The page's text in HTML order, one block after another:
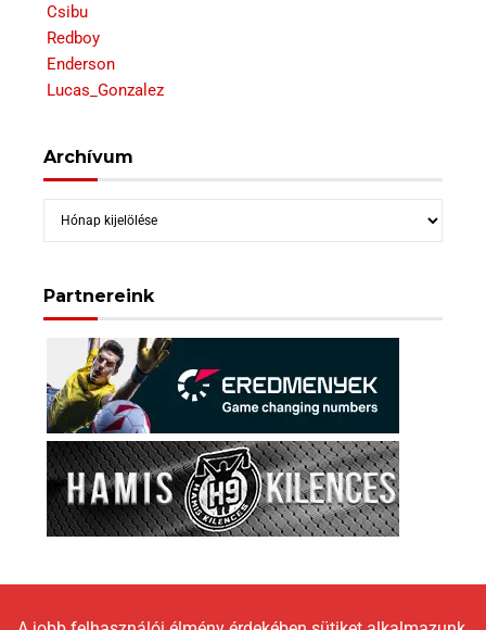
Csibu
Redboy
Enderson
Lucas_Gonzalez
Archívum
Archívum
Partnereink